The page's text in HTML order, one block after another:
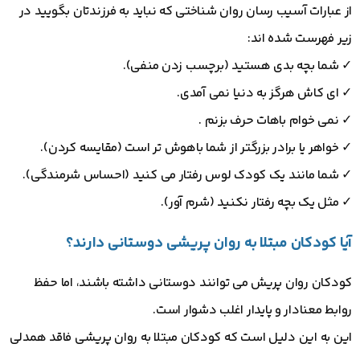
از عبارات آسیب رسان روان شناختی که نباید به فرزندتان بگویید در
زیر فهرست شده اند:
✓ شما بچه بدی هستید (برچسب زدن منفی).
✓ ای کاش هرگز به دنیا نمی آمدی.
✓ نمی خوام باهات حرف بزنم .
✓ خواهر یا برادر بزرگتر از شما باهوش تر است (مقایسه کردن).
✓ شما مانند یک کودک لوس رفتار می کنید (احساس شرمندگی).
✓ مثل یک بچه رفتار نکنید (شرم آور).
آیا کودکان مبتلا به روان پریشی دوستانی دارند؟
کودکان روان پریش می توانند دوستانی داشته باشند، اما حفظ
روابط معنادار و پایدار اغلب دشوار است.
این به این دلیل است که کودکان مبتلا به روان پریشی فاقد همدلی